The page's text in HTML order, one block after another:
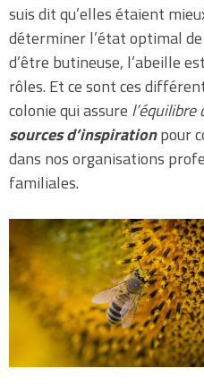
suis dit qu’elles étaient
déterminer l’état optimal
d’être butineuse, l’abeille
rôles. Et ce sont ces
colonie qui assure l’équilibre
sources d’inspirationpour
dans nos organisations
familiales.